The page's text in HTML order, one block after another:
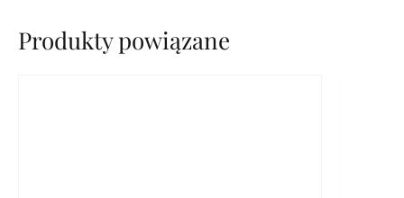
Produkty powiązane